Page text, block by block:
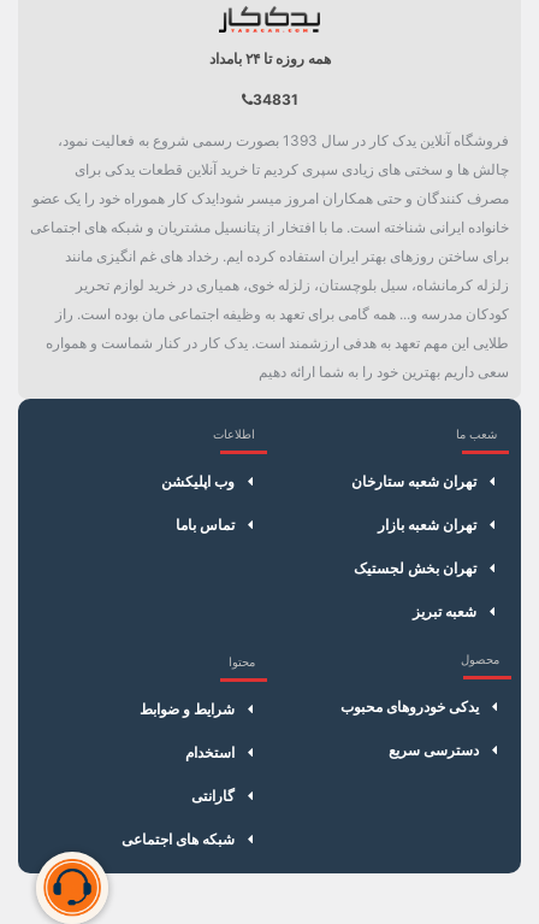
همه روزه تا ۲۴ بامداد
34831
فروشگاه آنلاین یدک کار در سال 1393 بصورت رسمی شروع به فعالیت نمود،
چالش ها و سختی های زیادی سپری کردیم تا خرید آنلاین قطعات یدکی برای
مصرف کنندگان و حتی همکاران امروز میسر شود!یدک کار هموراه خود را یک عضو
خانواده ایرانی شناخته است. ما با افتخار از پتانسیل مشتریان و شبکه های اجتماعی
برای ساختن روزهای بهتر ایران استفاده کرده ایم. رخداد های غم انگیزی مانند
زلزله کرمانشاه، سیل بلوچستان، زلزله خوی، همیاری در خرید لوازم تحریر
کودکان مدرسه و... همه گامی برای تعهد به وظیفه اجتماعی مان بوده است. راز
طلایی این مهم تعهد به هدفی ارزشمند است. یدک کار در کنار شماست و همواره
سعی داریم بهترین خود را به شما ارائه دهیم
شعب ما
تهران شعبه ستارخان
تهران شعبه بازار
تهران بخش لجستیک
شعبه تبریز
اطلاعات
وب اپلیکشن
تماس باما
محصول
یدکی خودروهای محبوب
دسترسی سریع
محتوا
شرایط و ضوابط
استخدام
گارانتی
شبکه های اجتماعی
×